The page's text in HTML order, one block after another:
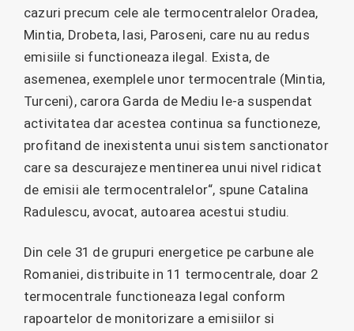
cazuri precum cele ale termocentralelor Oradea,
Mintia, Drobeta, Iasi, Paroseni, care nu au redus
emisiile si functioneaza ilegal. Exista, de
asemenea, exemplele unor termocentrale (Mintia,
Turceni), carora Garda de Mediu le-a suspendat
activitatea dar acestea continua sa functioneze,
profitand de inexistenta unui sistem sanctionator
care sa descurajeze mentinerea unui nivel ridicat
de emisii ale termocentralelor“, spune Catalina
Radulescu, avocat, autoarea acestui studiu.
Din cele 31 de grupuri energetice pe carbune ale
Romaniei, distribuite in 11 termocentrale, doar 2
termocentrale functioneaza legal conform
rapoartelor de monitorizare a emisiilor si